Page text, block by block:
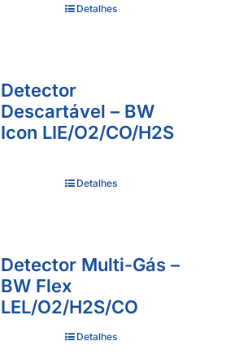
Detalhes
Detector
Descartável – BW
Icon LIE/O2/CO/H2S
Detalhes
Detector Multi-Gás –
BW Flex
LEL/O2/H2S/CO
Detalhes